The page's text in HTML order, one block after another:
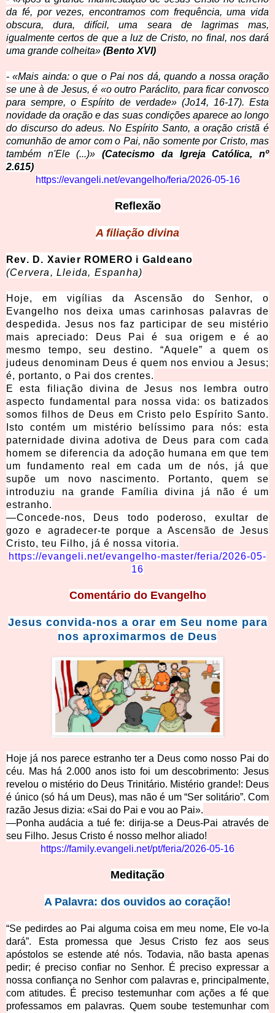
da fé, por vezes, encontramos com frequência, uma vida
obscura, dura, difícil, uma seara de lagrimas mas,
igualmente certos de que a luz de Cristo, no final, nos dará
uma grande colheita» (Bento XVI)
- «Mais ainda: o que o Pai nos dá, quando a nossa oração
se une à de Jesus, é «o outro Paráclito, para ficar convosco
para sempre, o Espírito de verdade» (Jo14, 16-17). Esta
novidade da oração e das suas condições aparece ao longo
do discurso do adeus. No Espírito Santo, a oração cristã é
comunhão de amor com o Pai, não somente por Cristo, mas
também n'Ele (...)»(Catecismo da Igreja Católica, nº
2.615)
https://evangeli.net/evangelho/feria/2026-05-16
Reflexão
A filiação divina
Rev. D. Xavier ROMERO i Galdeano
(Cervera, Lleida, Espanha)
Hoje, em vigílias da Ascensão do Senhor, o
Evangelho nos deixa umas carinhosas palavras de
despedida. Jesus nos faz participar de seu mistério
mais apreciado: Deus Pai é sua origem e é ao
mesmo tempo, seu destino. “Aquele” a quem os
judeus denominam Deus é quem nos enviou a Jesus;
é, portanto, o Pai dos crentes.
E esta filiação divina de Jesus nos lembra outro
aspecto fundamental para nossa vida: os batizados
somos filhos de Deus em Cristo pelo Espírito Santo.
Isto contém um mistério belíssimo para nós: esta
paternidade divina adotiva de Deus para com cada
homem se diferencia da adoção humana em que tem
um fundamento real em cada um de nós, já que
supõe um novo nascimento. Portanto, quem se
introduziu na grande Família divina já não é um
estranho.
—Concede-nos, Deus todo poderoso, exultar de
gozo e agradecer-te porque a Ascensão de Jesus
Cristo, teu Filho, já é nossa vitoria.
https://evangeli.net/evangelho-master/feria/2026-05-
16
Comentáriodo Evangelho
Jesus convida-nos a orar em Seu nome para
nos aproximarmos de Deus
Hoje já nos parece estranho ter a Deus como nosso Pai do
céu. Mas há 2.000 anos isto foi um descobrimento: Jesus
revelou o mistério do Deus Trinitário. Mistério grande!: Deus
é único (só há um Deus), mas não é um “Ser solitário”. Com
razão Jesus dizia: «Sai do Pai e vou ao Pai».
—Ponha audácia a tué fe: dirija-se a Deus-Pai através de
seu Filho. Jesus Cristo é nosso melhor aliado!
https://family.evangeli.net/pt/feria/2026-05-16
Meditação
A Palavra: dos ouvidos ao coração!
“Se pedirdes ao Pai alguma coisa em meu nome, Ele vo-la
dará”. Esta promessa que Jesus Cristo fez aos seus
apóstolos se estende até nós. Todavia, não basta apenas
pedir; é preciso confiar no Senhor. É preciso expressar a
nossa confiança no Senhor com palavras e, principalmente,
com atitudes. É preciso testemunhar com ações a fé que
professamos em palavras. Quem soube testemunhar com